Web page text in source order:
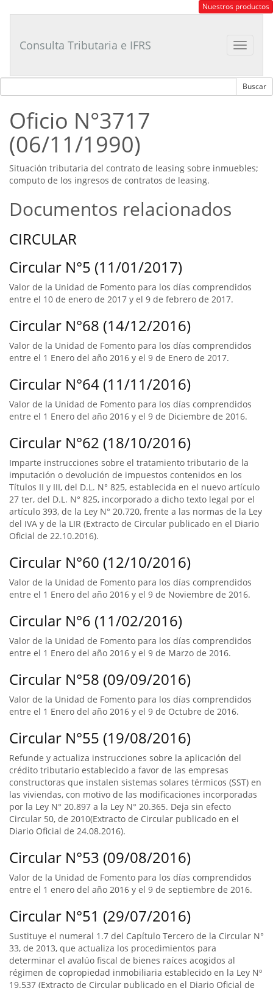
Tributario
Nuestros productos
Toggle
Consulta Tributaria e IFRS
Oficio N°3717
(06/11/1990)
Situación tributaria del contrato de leasing sobre inmuebles;
computo de los ingresos de contratos de leasing.
Documentos relacionados
CIRCULAR
Circular N°5 (11/01/2017)
Valor de la Unidad de Fomento para los días comprendidos
entre el 10 de enero de 2017 y el 9 de febrero de 2017.
Circular N°68 (14/12/2016)
Valor de la Unidad de Fomento para los días comprendidos
entre el 1 Enero del año 2016 y el 9 de Enero de 2017.
Circular N°64 (11/11/2016)
Valor de la Unidad de Fomento para los días comprendidos
entre el 1 Enero del año 2016 y el 9 de Diciembre de 2016.
Circular N°62 (18/10/2016)
Imparte instrucciones sobre el tratamiento tributario de la
imputación o devolución de impuestos contenidos en los
Títulos II y III, del D.L. N° 825, establecida en el nuevo artículo
27 ter, del D.L. N° 825, incorporado a dicho texto legal por el
artículo 393, de la Ley N° 20.720, frente a las normas de la Ley
del IVA y de la LIR (Extracto de Circular publicado en el Diario
Oficial de 22.10.2016).
Circular N°60 (12/10/2016)
Valor de la Unidad de Fomento para los días comprendidos
entre el 1 Enero del año 2016 y el 9 de Noviembre de 2016.
Circular N°6 (11/02/2016)
Valor de la Unidad de Fomento para los días comprendidos
entre el 1 Enero del año 2016 y el 9 de Marzo de 2016.
Circular N°58 (09/09/2016)
Valor de la Unidad de Fomento para los días comprendidos
entre el 1 Enero del año 2016 y el 9 de Octubre de 2016.
Circular N°55 (19/08/2016)
Refunde y actualiza instrucciones sobre la aplicación del
crédito tributario establecido a favor de las empresas
constructoras que instalen sistemas solares térmicos (SST) en
las viviendas, con motivo de las modificaciones incorporadas
por la Ley N° 20.897 a la Ley N° 20.365. Deja sin efecto
Circular 50, de 2010(Extracto de Circular publicado en el
Diario Oficial de 24.08.2016).
Circular N°53 (09/08/2016)
Valor de la Unidad de Fomento para los días comprendidos
entre el 1 enero del año 2016 y el 9 de septiembre de 2016.
Circular N°51 (29/07/2016)
Sustituye el numeral 1.7 del Capítulo Tercero de la Circular N°
33, de 2013, que actualiza los procedimientos para
determinar el avalúo fiscal de bienes raíces acogidos al
régimen de copropiedad inmobiliaria establecido en la Ley Nº
19.537 (Extracto de Circular publicado en el Diario Oficial de